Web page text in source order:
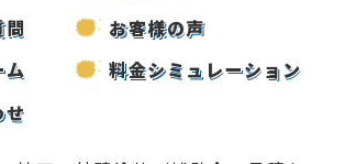
お客様の声
ム
料金シミュレーション
せ